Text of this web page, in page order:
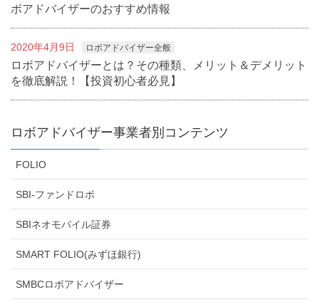
ボアドバイザーのおすすめ情報
2020年4月9日 ロボアドバイザー全般
ロボアドバイザーとは？その種類、メリット＆デメリット
を徹底解説！【投資初心者必見】
ロボアドバイザー事業者別コンテンツ
FOLIO
SBI-ファンドロボ
SBIネオモバイル証券
SMART FOLIO(みずほ銀行)
SMBCロボアドバイザー